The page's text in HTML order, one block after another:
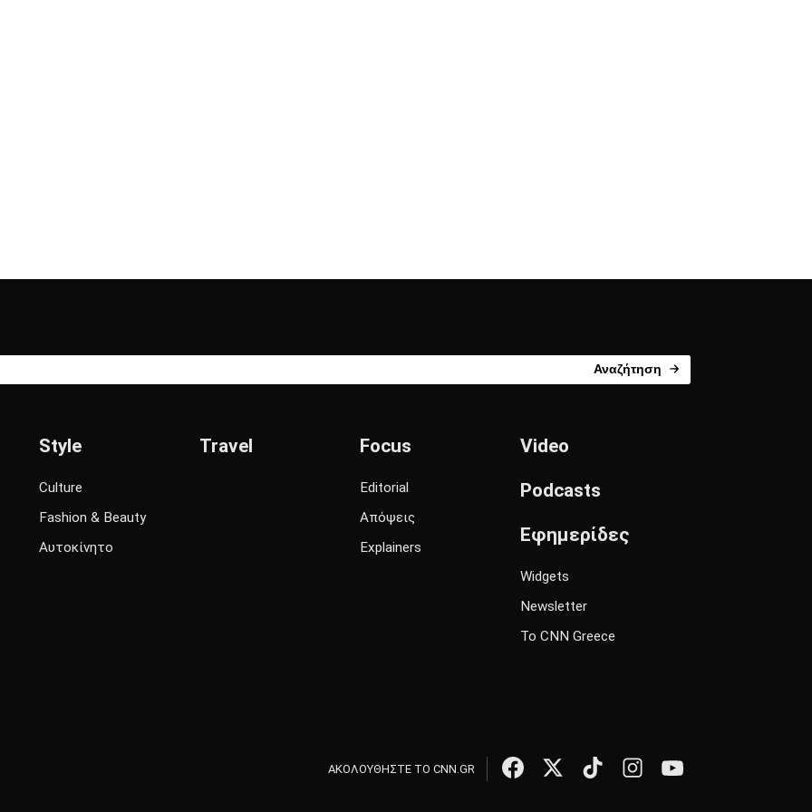
Αναζήτηση
Style
Culture
Fashion & Beauty
Αυτοκίνητο
Travel Focus
Editorial
Απόψεις
Explainers
Video
Podcasts
Εφημερίδες
Widgets
Newsletter
Το CNN Greece
ΑΚΟΛΟΥΘΗΣΤΕ ΤΟ CNN.GR